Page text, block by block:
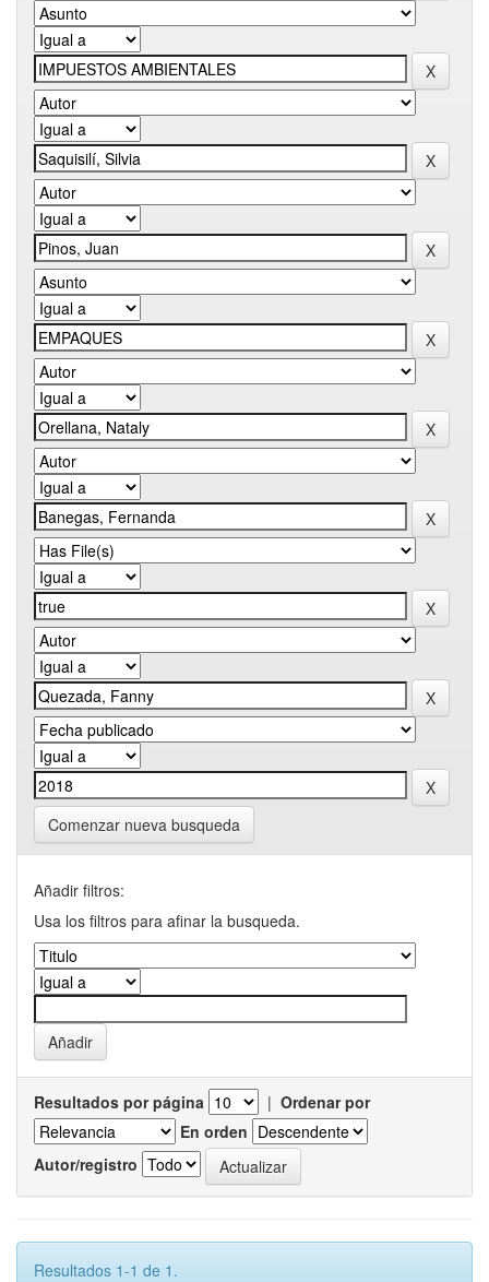
Comenzar nueva busqueda
Añadir filtros:
Usa los filtros para afinar la busqueda.
Resultados por página | Ordenar por
En orden
Autor/registro
Resultados 1-1 de 1.